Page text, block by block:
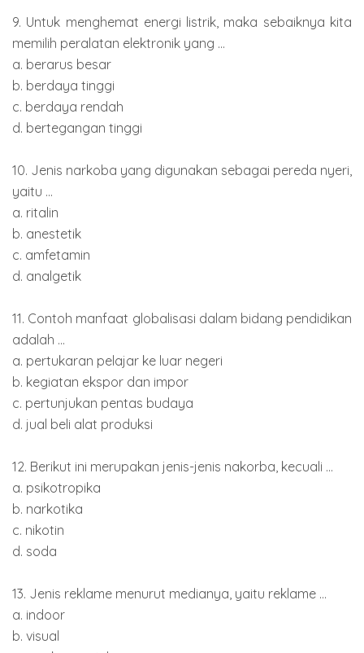
9. Untuk menghemat energi listrik, maka sebaiknya kita
memilih peralatan elektronik yang ...
a. berarus besar
b. berdaya tinggi
c. berdaya rendah
d. bertegangan tinggi
10. Jenis narkoba yang digunakan sebagai pereda nyeri,
yaitu ...
a. ritalin
b. anestetik
c. amfetamin
d. analgetik
11. Contoh manfaat globalisasi dalam bidang pendidikan
adalah ...
a. pertukaran pelajar ke luar negeri
b. kegiatan ekspor dan impor
c. pertunjukan pentas budaya
d. jual beli alat produksi
12. Berikut ini merupakan jenis-jenis nakorba, kecuali ...
a. psikotropika
b. narkotika
c. nikotin
d. soda
13. Jenis reklame menurut medianya, yaitu reklame ...
a. indoor
b. visual